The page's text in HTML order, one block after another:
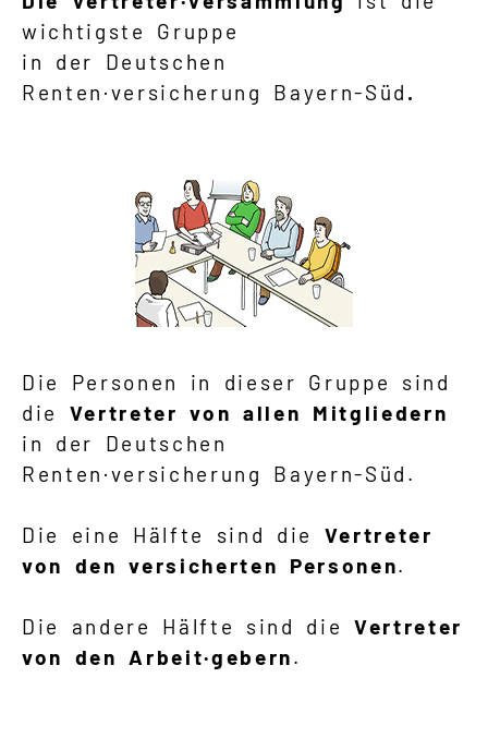
wichtigste Gruppe
in der Deutschen
Renten·versicherung Bayern-Süd .
Die Personen in dieser Gruppe sind
die Vertreter von allen Mitgliedern
in der Deutschen
Renten·versicherung Bayern-Süd.
Die eine Hälfte sind die Vertreter
von den versicherten Personen.
Die andere Hälfte sind die Vertreter
von den Arbeit·gebern.